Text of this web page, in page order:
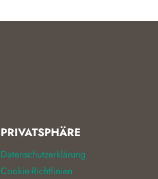
PRIVATSPHÄRE
Datenschutzerklärung
Cookie-Richtlinien